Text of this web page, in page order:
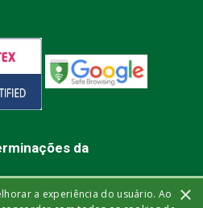
da
×
a experiência do usuário. Ao